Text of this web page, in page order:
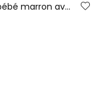
Moufle bébé marron avec imprimé à pois